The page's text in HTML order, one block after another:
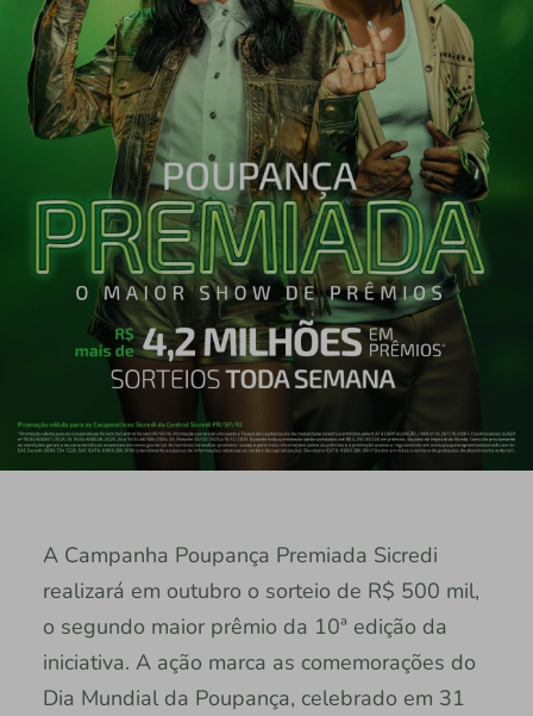
A Campanha Poupança Premiada Sicredi
realizará em outubro o sorteio de R$ 500 mil,
o segundo maior prêmio da 10ª edição da
iniciativa. A ação marca as comemorações do
Dia Mundial da Poupança, celebrado em 31